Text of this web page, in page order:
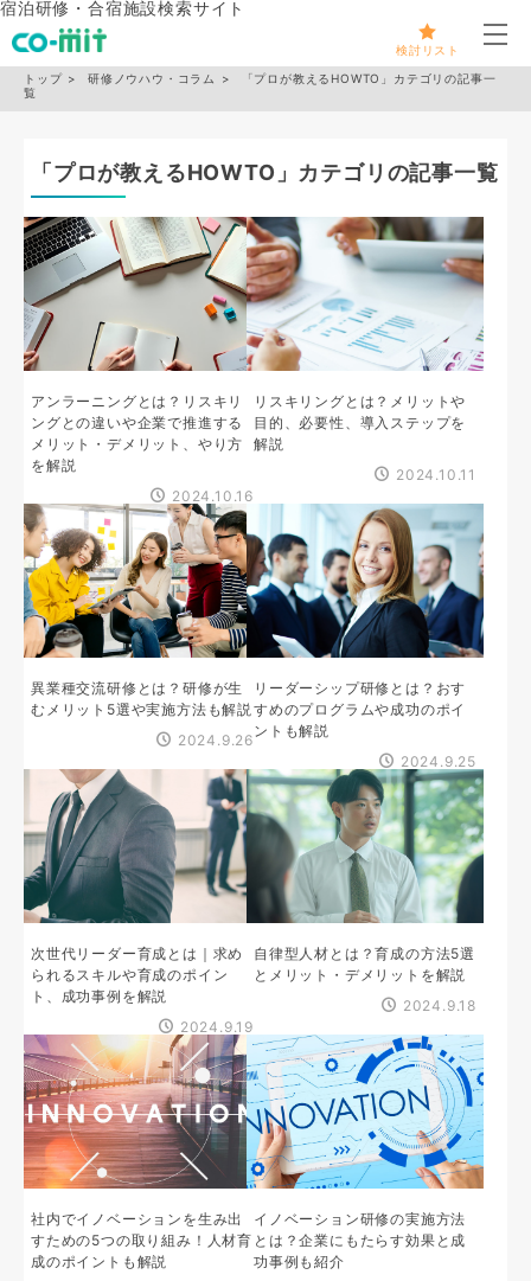
宿泊研修・合宿施設検索サイト
検討リスト
メ
トップ 研修ノウハウ・コラム
「プロが教えるHOWTO」カテゴリの記事一
覧
「プロが教えるHOWTO」カテゴリの記事一覧
アンラーニングとは？リスキリ
ングとの違いや企業で推進する
メリット・デメリット、やり方
を解説
2024.10.16
リスキリングとは？メリットや
目的、必要性、導入ステップを
解説
2024.10.11
異業種交流研修とは？研修が生
むメリット5選や実施方法も解説
2024.9.26
リーダーシップ研修とは？おす
すめのプログラムや成功のポイ
ントも解説
2024.9.25
次世代リーダー育成とは｜求め
られるスキルや育成のポイン
ト、成功事例を解説
2024.9.19
自律型人材とは？育成の方法5選
とメリット・デメリットを解説
2024.9.18
社内でイノベーションを生み出
すための5つの取り組み！人材育
成のポイントも解説
イノベーション研修の実施方法
とは？企業にもたらす効果と成
功事例も紹介